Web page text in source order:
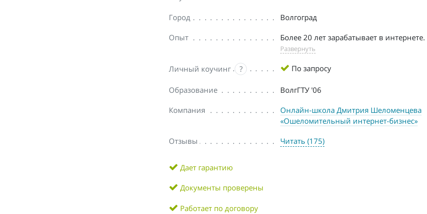
Город Волгоград
Опыт Более 20 лет зарабатывает в интернете.
Развернуть
Личный коучинг ? По запросу
Образование ВолгГТУ '06
Компания
Онлайн-школа Дмитрия Шеломенцева
«Ошеломительный интернет-бизнес»
Отзывы Читать (175)
Дает гарантию
Документы проверены
Работает по договору